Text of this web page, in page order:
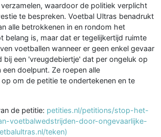
waardoor de politiek verplicht
te bespreken. Voetbal Ultras benadrukt
alle betrokkenen in en rondom het
belang is, maar dat er tegelijkertijd ruimte
voetballen wanneer er geen enkel gevaar
bij een 'vreugdebiertje' dat per ongeluk op
doelpunt. Ze roepen alle
om de petitie te ondertekenen en te
de petitie: petities.nl/petitions/stop-het-
voetbalwedstrijden-door-ongevaarlijke-
teken)